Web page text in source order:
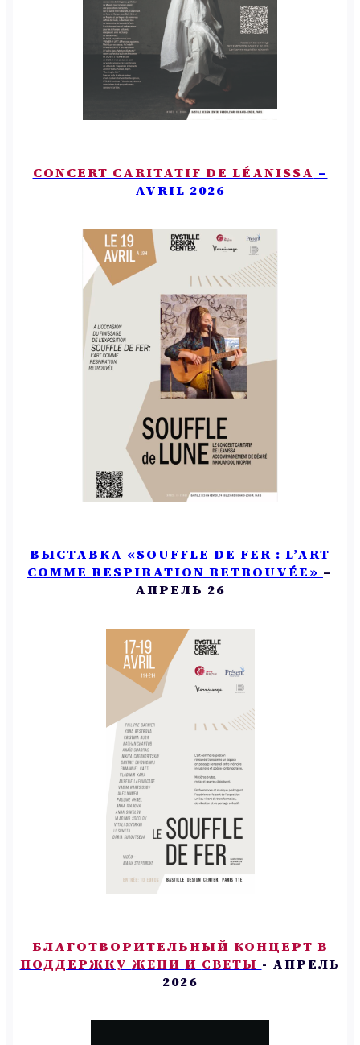
CONCERT CARITATIF DE LÉANISSA –
AVRIL 2026
BЫСТАВКА «SOUFFLE DE FER : L’ART
COMME RESPIRATION RETROUVÉE» –
АПРЕЛЬ 26
БЛАГОТВОРИТЕЛЬНЫЙ КОНЦЕРТ В
ПОДДЕРЖКУ ЖЕНИ И СВЕТЫ - АПРЕЛЬ
2026